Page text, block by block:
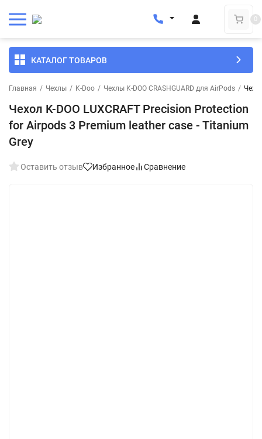
0
КАТАЛОГ ТОВАРОВ
Главная / Чехлы / K-Doo / Чехлы K-DOO CRASHGUARD для AirPods /
Чехол K-DOO LUXCRAFT Precision Protection
for Airpods 3 Premium leather case - Titanium
Grey
Оставить отзыв Избранное Сравнение